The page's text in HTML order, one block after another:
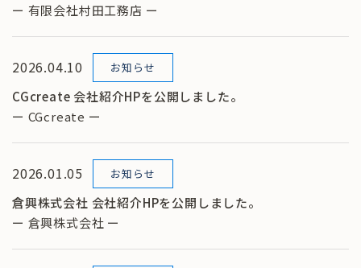
ー 有限会社村田工務店 ー
2026.04.10 お知らせ
CGcreate 会社紹介HPを公開しました。
ー CGcreate ー
2026.01.05 お知らせ
倉興株式会社 会社紹介HPを公開しました。
ー 倉興株式会社 ー